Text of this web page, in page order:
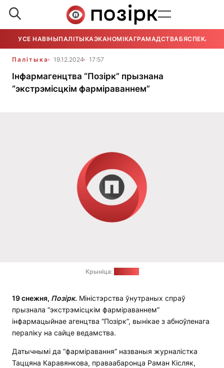
УСЕ НАВІНЫПАЛІТЫКАЭКАНОМІКАГРАМАДСТВАБЯСПЕКА
Палітыка 19.12.2024 17:57
Інфармагенцтва “Позірк” прызнана
“экстрэмісцкім фарміраваннем”
Крыніца:
19 снежня, Позірк. Міністэрства ўнутраных спраў
прызнала “экстрэмісцкім фарміраваннем”
інфармацыйнае агенцтва “Позірк”, вынікае з абноўленага
пераліку на сайце ведамства.
Датычнымі да “фарміравання” названыя журналістка
Таццяна Каравянкова, праваабаронца Раман Кісляк,